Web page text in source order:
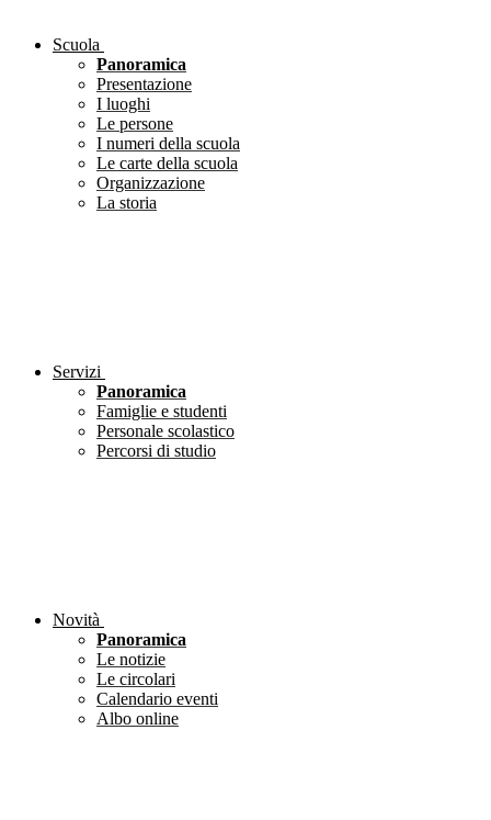
Scuola
Panoramica
Presentazione
I luoghi
Le persone
I numeri della scuola
Le carte della scuola
Organizzazione
La storia
Servizi
Panoramica
Famiglie e studenti
Personale scolastico
Percorsi di studio
Novità
Panoramica
Le notizie
Le circolari
Calendario eventi
Albo online